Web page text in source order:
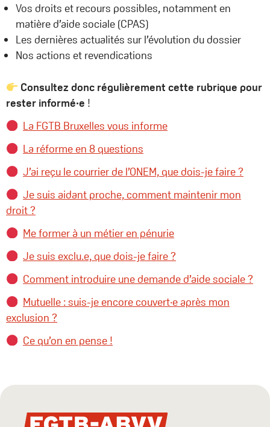
Vos droits et recours possibles, notamment en
matière d’aide sociale (CPAS)
Les dernières actualités sur l’évolution du dossier
Nos actions et revendications
Consultez donc régulièrement cette rubrique pour
rester informé·e !
La FGTB Bruxelles vous informe
La réforme en 8 questions
J’ai reçu le courrier de l’ONEM, que dois-je faire ?
Je suis aidant proche, comment maintenir mon
droit ?
Me former à un métier en pénurie
Je suis exclu.e, que dois-je faire ?
Comment introduire une demande d’aide sociale ?
Mutuelle : suis-je encore couvert·e après mon
exclusion ?
Ce qu’on en pense !